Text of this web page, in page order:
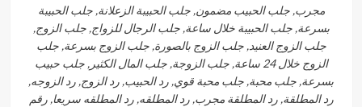
مجرب, جلب الحبيب مضمون, جلب الحبيبة الزعلانة, جلب الحبيبة
بسرعة, جلب الحبيبة خلال ساعة, جلب الرجال للزواج, جلب الزوج,
جلب الزوج العنيد, جلب الزوج بالصورة, جلب الزوج بسرعة, جلب
الزوج خلال 24 ساعة, جلب الزوجة, جلب المال الكثير, جلب حبيب
بسرعة, جلب محبة, جلب محبة قوي, رد الحبيب, رد الزوج, رد الزوجه,
رد المطلقة, رد المطلقة مجرب, رد المطلقه, رد المطلقه سريعا, رقم